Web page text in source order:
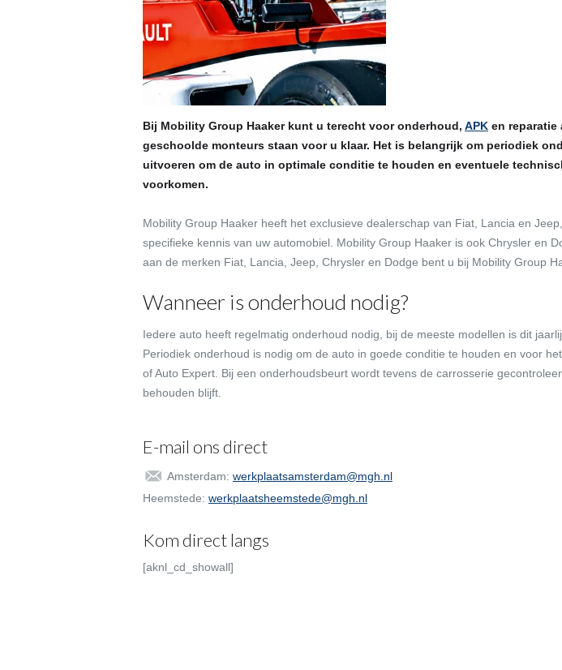
Bij Mobility Group Haaker kunt u terecht voor onderhoud, APK en reparatie
geschoolde monteurs staan voor u klaar. Het is belangrijk om periodiek
uitvoeren om de auto in optimale conditie te houden en eventuele
voorkomen.
Mobility Group Haaker heeft het exclusieve dealerschap van Fiat, Lancia en
specifieke kennis van uw automobiel. Mobility Group Haaker is ook Chrysler en
aan de merken Fiat, Lancia, Jeep, Chrysler en Dodge bent u bij Mobility Group
Wanneer is onderhoud nodig?
Iedere auto heeft regelmatig onderhoud nodig, bij de meeste modellen is dit
Periodiek onderhoud is nodig om de auto in goede conditie te houden en voor
of Auto Expert. Bij een onderhoudsbeurt wordt tevens de carrosserie
behouden blijft.
E-mail ons direct
Amsterdam: werkplaatsamsterdam@mgh.nl
Heemstede: werkplaatsheemstede@mgh.nl
Kom direct langs
[aknl_cd_showall]